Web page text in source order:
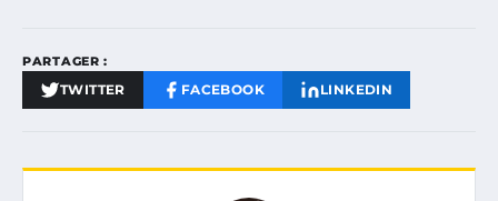
PARTAGER :
TWITTER FACEBOOK LINKEDIN